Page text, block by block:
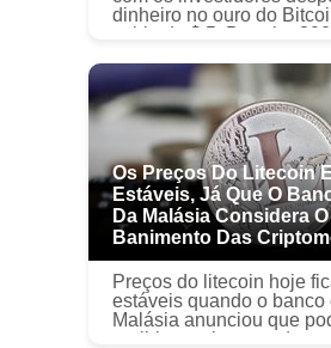
dinheiro no ouro do
subiu de $ 5, Barreira 300
ajudou a elevar o preço
Os Preços Do Litecoin
Estáveis, Já Que O
Da Malásia Considera O
Banimento Das
Preços do litecoin hoje ficaram
estáveis ​​quando o banco
Malásia anunciou que
proibir as criptomoedas